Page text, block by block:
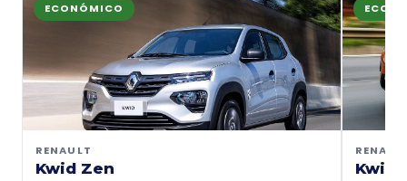
ECONÓMICO
RENAULT
Kwid Zen Kwid